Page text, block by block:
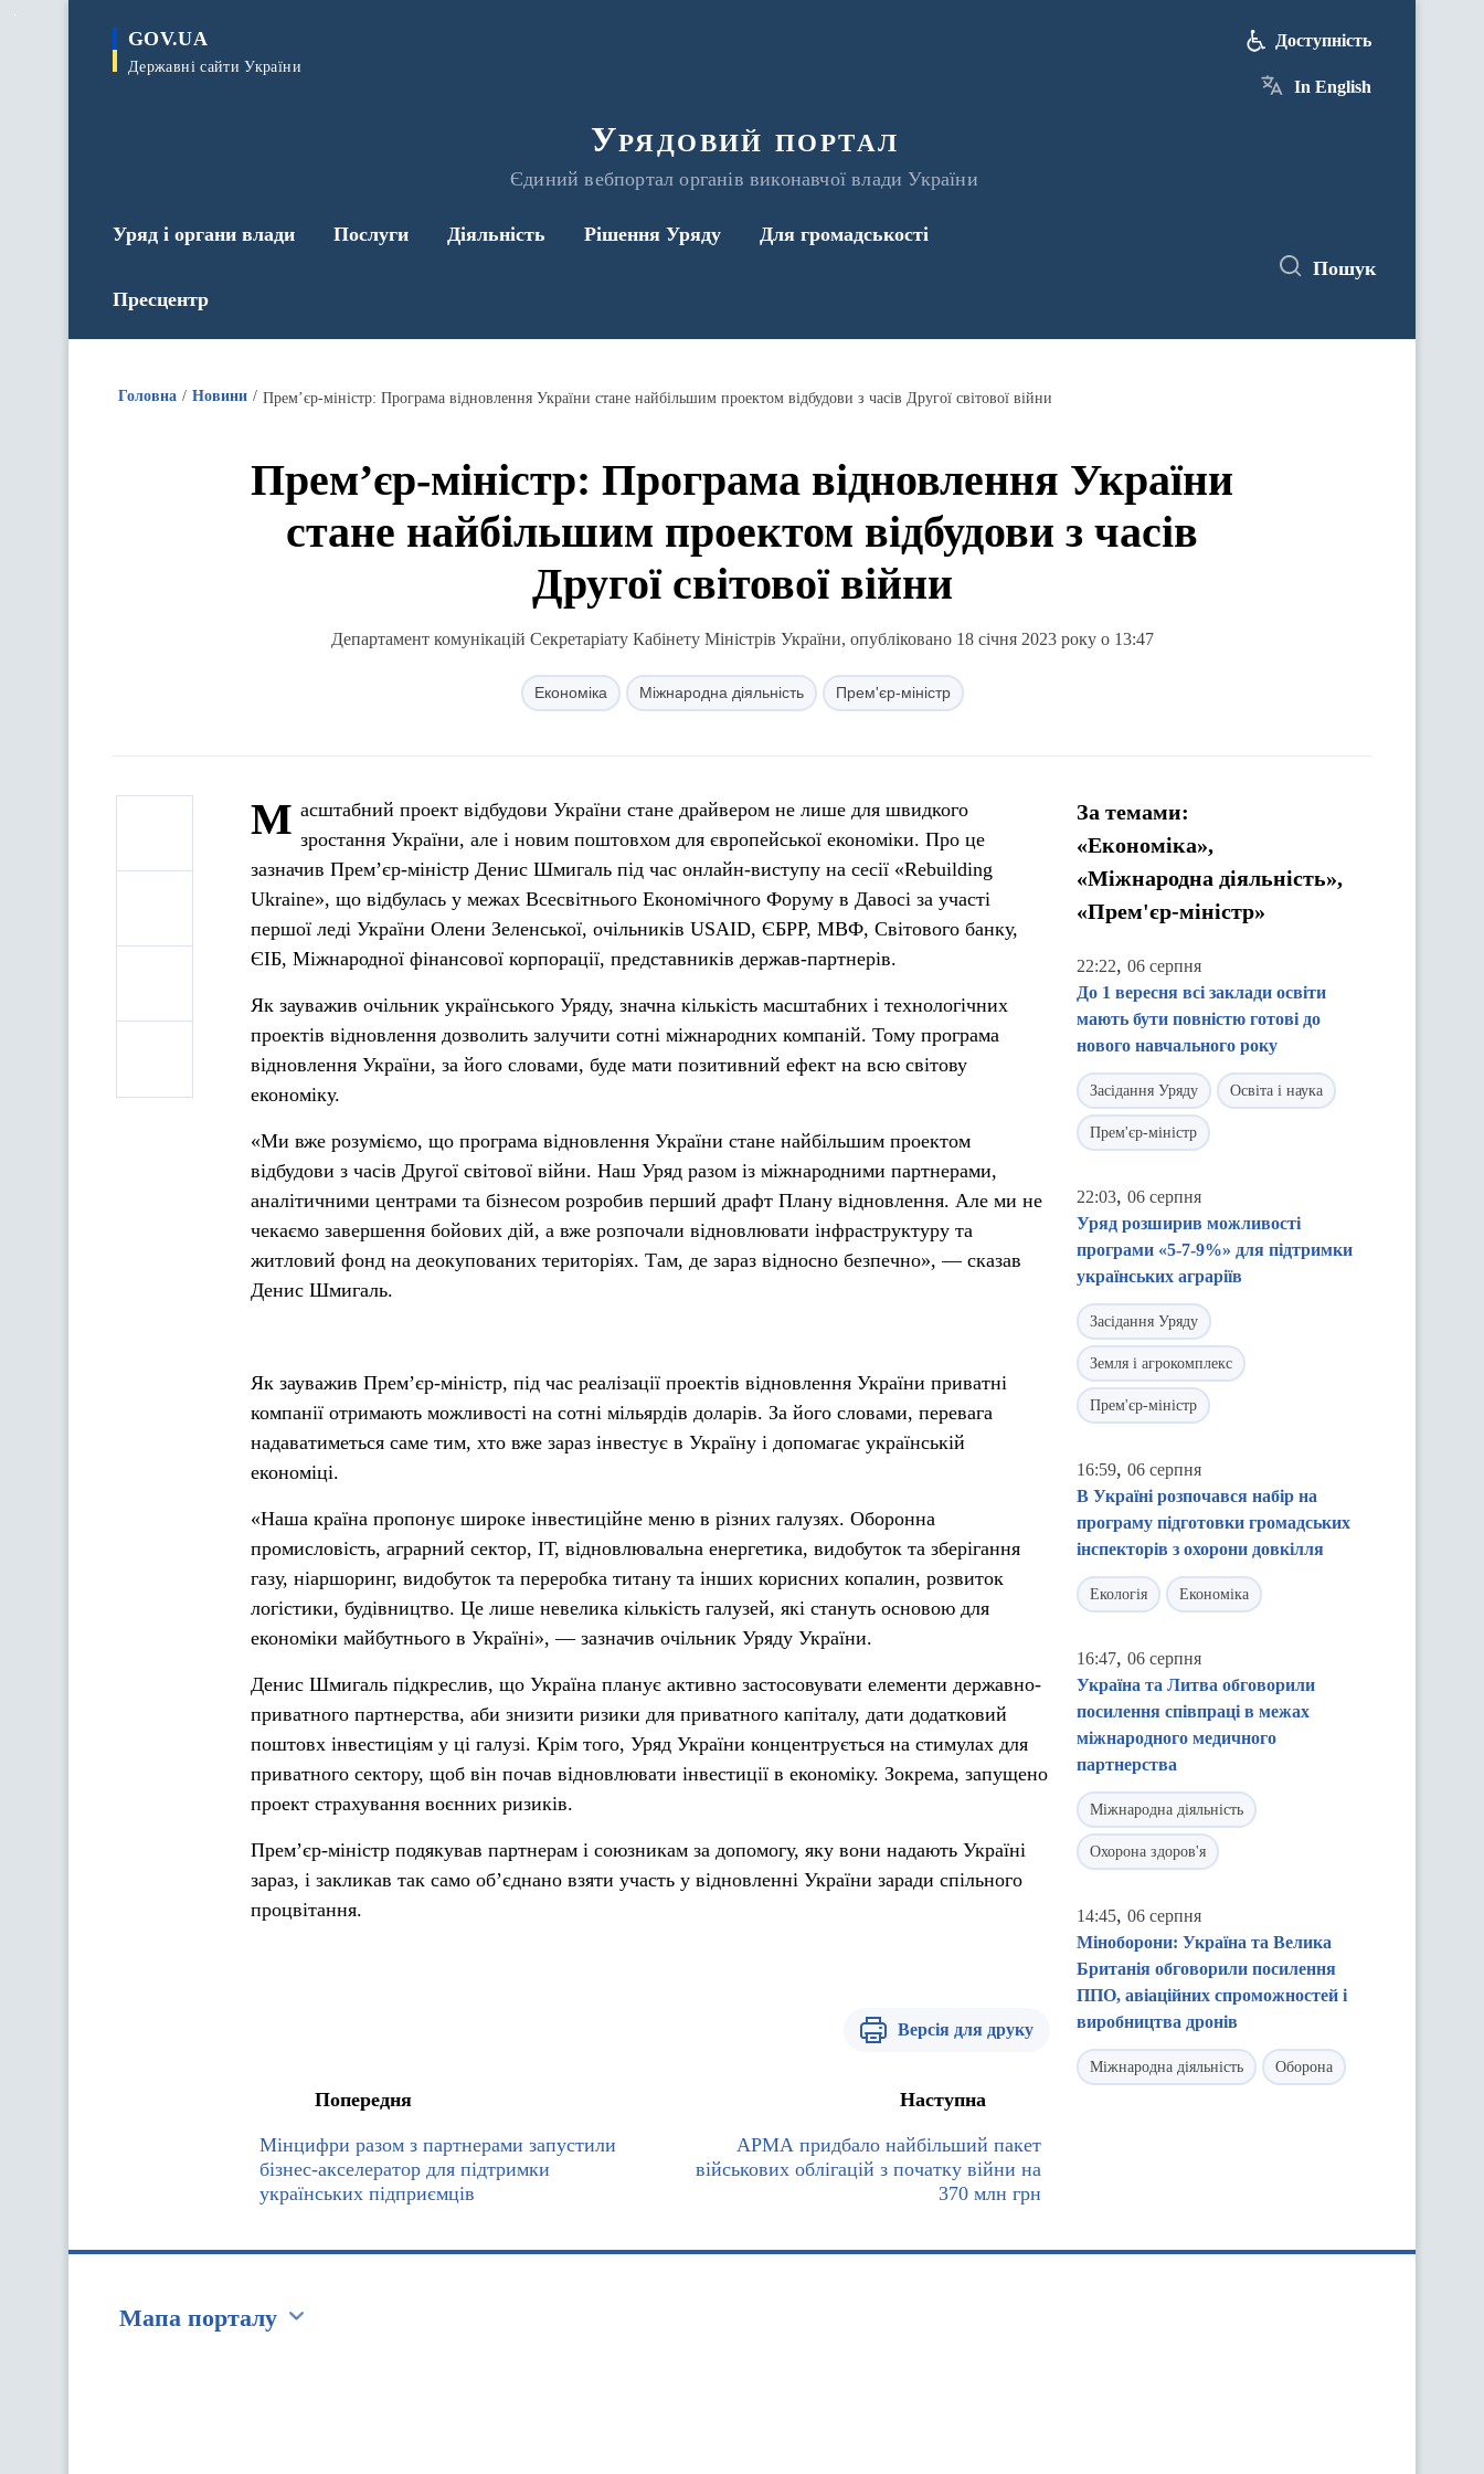
GOV.UA
Державні сайти України
Урядовий портал
Єдиний вебпортал органів виконавчої влади України
Доступність
In English
Уряд і органи влади Послуги Діяльність Рішення Уряду Для громадськості
Пресцентр
Пошук
Головна Новини Прем’єр-міністр: Програма відновлення України стане найбільшим проектом відбудови з часів Другої світової війни
Прем’єр-міністр: Програма відновлення України
стане найбільшим проектом відбудови з часів
Другої світової війни
Департамент комунікацій Секретаріату Кабінету Міністрів України, опубліковано 18 січня 2023 року о 13:47
Економіка Міжнародна діяльність Прем'єр-міністр
М асштабний проект відбудови України стане драйвером не лише для швидкого
зростання України, але і новим поштовхом для європейської економіки. Про це
зазначив Прем’єр-міністр Денис Шмигаль під час онлайн-виступу на сесії «Rebuilding
Ukraine», що відбулась у межах Всесвітнього Економічного Форуму в Давосі за участі
першої леді України Олени Зеленської, очільників USAID, ЄБРР, МВФ, Світового банку,
ЄІБ, Міжнародної фінансової корпорації, представників держав-партнерів.
Як зауважив очільник українського Уряду, значна кількість масштабних і технологічних
проектів відновлення дозволить залучити сотні міжнародних компаній. Тому програма
відновлення України, за його словами, буде мати позитивний ефект на всю світову
економіку.
«Ми вже розуміємо, що програма відновлення України стане найбільшим проектом
відбудови з часів Другої світової війни. Наш Уряд разом із міжнародними партнерами,
аналітичними центрами та бізнесом розробив перший драфт Плану відновлення. Але ми не
чекаємо завершення бойових дій, а вже розпочали відновлювати інфраструктуру та
житловий фонд на деокупованих територіях. Там, де зараз відносно безпечно», — сказав
Денис Шмигаль.
Як зауважив Прем’єр-міністр, під час реалізації проектів відновлення України приватні
компанії отримають можливості на сотні мільярдів доларів. За його словами, перевага
надаватиметься саме тим, хто вже зараз інвестує в Україну і допомагає українській
економіці.
«Наша країна пропонує широке інвестиційне меню в різних галузях. Оборонна
промисловість, аграрний сектор, ІТ, відновлювальна енергетика, видобуток та зберігання
газу, ніаршоринг, видобуток та переробка титану та інших корисних копалин, розвиток
логістики, будівництво. Це лише невелика кількість галузей, які стануть основою для
економіки майбутнього в Україні», — зазначив очільник Уряду України.
Денис Шмигаль підкреслив, що Україна планує активно застосовувати елементи державно-
приватного партнерства, аби знизити ризики для приватного капіталу, дати додатковий
поштовх інвестиціям у ці галузі. Крім того, Уряд України концентрується на стимулах для
приватного сектору, щоб він почав відновлювати інвестиції в економіку. Зокрема, запущено
проект страхування воєнних ризиків.
Прем’єр-міністр подякував партнерам і союзникам за допомогу, яку вони надають Україні
зараз, і закликав так само об’єднано взяти участь у відновленні України заради спільного
процвітання.
Версія для друку
Попередня
Мінцифри разом з партнерами запустили
бізнес-акселератор для підтримки
українських підприємців
Наступна
АРМА придбало найбільший пакет
військових облігацій з початку війни на
370 млн грн
За темами:
«Економіка»,
«Міжнародна діяльність»,
«Прем'єр-міністр»
22:22, 06 серпня
До 1 вересня всі заклади освіти
мають бути повністю готові до
нового навчального року
Засідання Уряду Освіта і наука
Прем'єр-міністр
22:03, 06 серпня
Уряд розширив можливості
програми «5-7-9%» для підтримки
українських аграріїв
Засідання Уряду
Земля і агрокомплекс
Прем'єр-міністр
16:59, 06 серпня
В Україні розпочався набір на
програму підготовки громадських
інспекторів з охорони довкілля
Екологія Економіка
16:47, 06 серпня
Україна та Литва обговорили
посилення співпраці в межах
міжнародного медичного
партнерства
Міжнародна діяльність
Охорона здоров'я
14:45, 06 серпня
Міноборони: Україна та Велика
Британія обговорили посилення
ППО, авіаційних спроможностей і
виробництва дронів
Міжнародна діяльність Оборона
Мапа порталу